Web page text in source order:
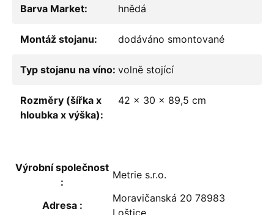
Barva Market: hnědá
Montáž stojanu: dodáváno smontované
Typ stojanu na víno: volně stojící
Rozměry (šířka x
hloubka x výška):
42 x 30 x 89,5 cm
Výrobní společnost
:
Metrie s.r.o.
Adresa :
Moravičanská 20 78983
Loštice